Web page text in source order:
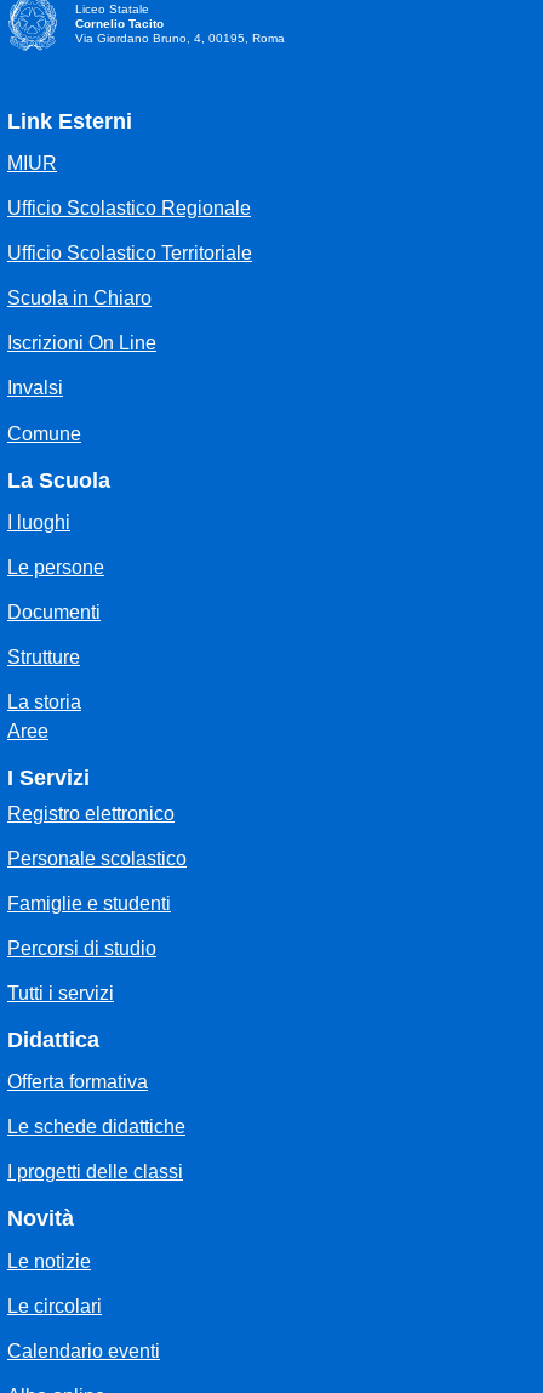
Liceo Statale
Cornelio Tacito
Via Giordano Bruno, 4, 00195, Roma
Link Esterni
MIUR
Ufficio Scolastico Regionale
Ufficio Scolastico Territoriale
Scuola in Chiaro
Iscrizioni On Line
Invalsi
Comune
La Scuola
I luoghi
Le persone
Documenti
Strutture
La storia
Aree
I Servizi
Registro elettronico
Personale scolastico
Famiglie e studenti
Percorsi di studio
Tutti i servizi
Didattica
Offerta formativa
Le schede didattiche
I progetti delle classi
Novità
Le notizie
Le circolari
Calendario eventi